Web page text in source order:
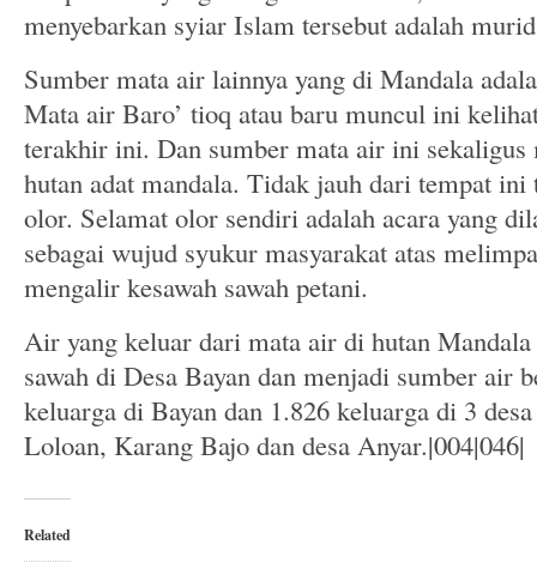
menyebarkan syiar Islam tersebut adalah
Sumber mata air lainnya yang di Mandala
Mata air Baro’ tioq atau baru muncul ini
terakhir ini. Dan sumber mata air ini sekaligus
hutan adat mandala. Tidak jauh dari tempat ini
olor. Selamat olor sendiri adalah acara yang
sebagai wujud syukur masyarakat atas
mengalir kesawah sawah petani.
Air yang keluar dari mata air di hutan
sawah di Desa Bayan dan menjadi sumber air
keluarga di Bayan dan 1.826 keluarga di 3
Loloan, Karang Bajo dan desa Anyar.|004|046|
Related